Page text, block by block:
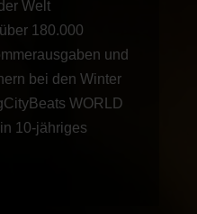
Welt
180.000
und
bei den Winter
WORLD
10-jähriges